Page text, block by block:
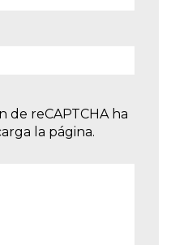
de reCAPTCHA ha
la página.